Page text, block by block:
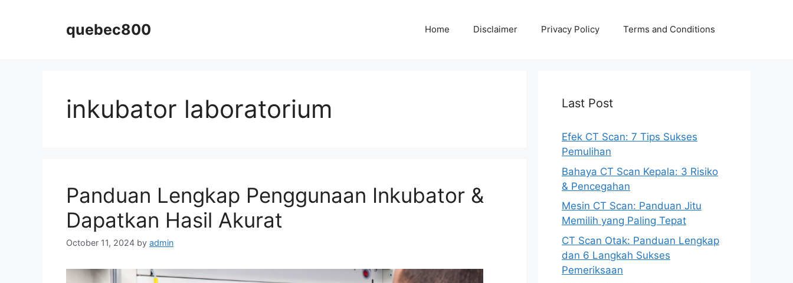
quebec800 Home Disclaimer Privacy Policy Terms and Conditions
inkubator laboratorium
Panduan Lengkap Penggunaan Inkubator &
Dapatkan Hasil Akurat
October 11, 2024 by admin
Last Post
Efek CT Scan: 7 Tips Sukses
Pemulihan
Bahaya CT Scan Kepala: 3 Risiko
& Pencegahan
Mesin CT Scan: Panduan Jitu
Memilih yang Paling Tepat
CT Scan Otak: Panduan Lengkap
dan 6 Langkah Sukses
Pemeriksaan